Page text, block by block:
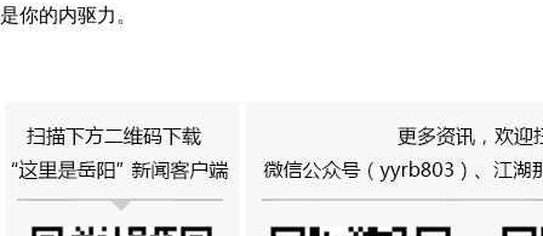
是你的内驱力。